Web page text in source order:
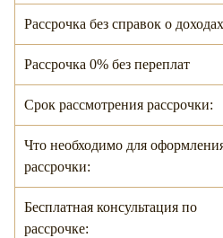
Рассрочка без справок о доходах
Рассрочка 0% без переплат
Срок рассмотрения рассрочки:
Что необходимо для
рассрочки:
Бесплатная консультация по
рассрочке: